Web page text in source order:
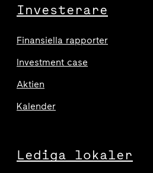
Investerare
Finansiella rapporter
Investment case
Aktien
Kalender
Lediga lokaler